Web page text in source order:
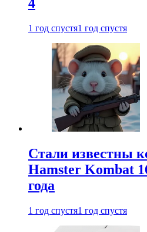
1 год спустя1 год спустя
Стали известны
Hamster Kombat
года
1 год спустя1 год спустя